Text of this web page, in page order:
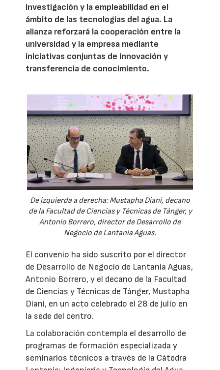
investigación y la empleabilidad en el
ámbito de las tecnologías del agua. La
alianza reforzará la cooperación entre la
universidad y la empresa mediante
iniciativas conjuntas de innovación y
transferencia de conocimiento.
De izquierda a derecha: Mustapha Diani, decano
de la Facultad de Ciencias y Técnicas de Tánger, y
Antonio Borrero, director de Desarrollo de
Negocio de Lantania Aguas.
El convenio ha sido suscrito por el director
de Desarrollo de Negocio de Lantania Aguas,
Antonio Borrero, y el decano de la Facultad
de Ciencias y Técnicas de Tánger, Mustapha
Diani, en un acto celebrado el 28 de julio en
la sede del centro.
La colaboración contempla el desarrollo de
programas de formación especializada y
seminarios técnicos a través de la Cátedra